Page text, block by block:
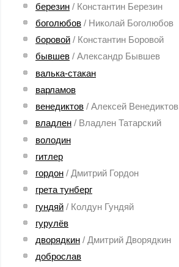
березин / Константин Березин
боголюбов / Николай Боголюбов
боровой / Константин Боровой
бывшев / Александр Бывшев
валька-стакан
варламов
венедиктов / Алексей Венедиктов
владлен / Владлен Татарский
володин
гитлер
гордон / Дмитрий Гордон
грета тунберг
гундяй / Колдун Гундяй
гурулёв
дворядкин / Дмитрий Дворядкин
доброслав